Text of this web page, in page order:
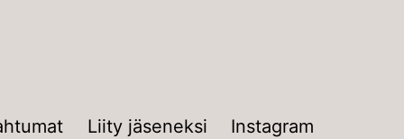
Liity jäseneksi Instagram